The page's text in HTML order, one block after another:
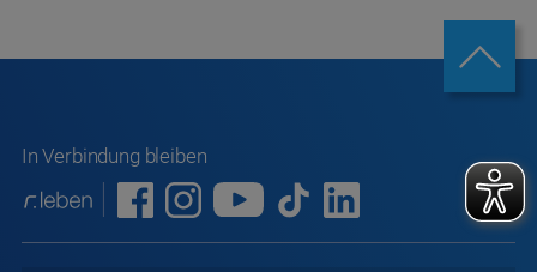
In Verbindung bleiben